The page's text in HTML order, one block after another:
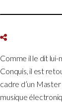
Comme il le dit
Conquis, il est
cadre d’un
musique